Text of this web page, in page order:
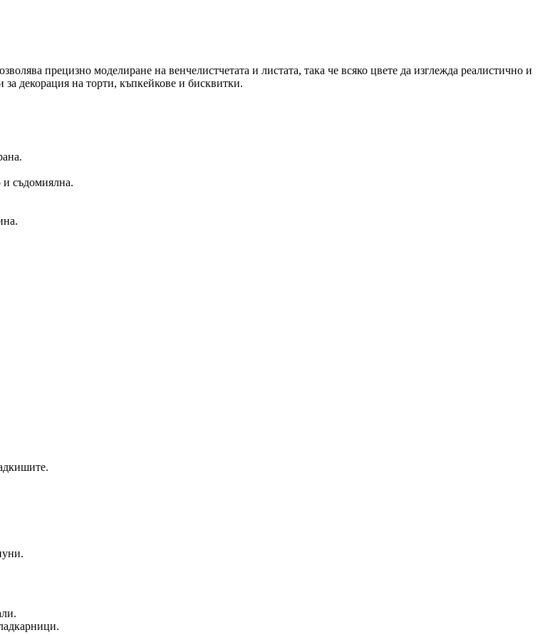
прецизно моделиране на венчелистчетата и листата, така че всяко цвете да изглежда реалистично и
декорация на торти, къпкейкове и бисквитки.
и съдомиялна.